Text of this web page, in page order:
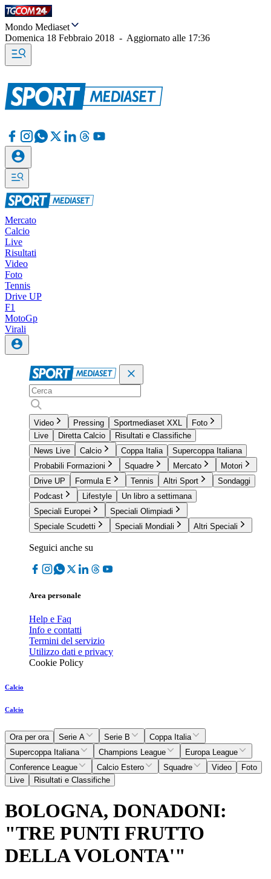
Mondo Mediaset
Domenica 18 Febbraio 2018 - Aggiornato alle 17:36
Mercato
Calcio
Live
Risultati
Video
Foto
Tennis
Drive UP
F1
MotoGp
Virali
Video Pressing Sportmediaset XXL
Foto
Live
Diretta Calcio
Risultati e Classifiche
News Live
Calcio Coppa Italia
Supercoppa Italiana
Probabili Formazioni
Squadre Mercato
Motori
Drive UP
Formula E Tennis Altri Sport
Sondaggi
Podcast
Lifestyle
Un libro a settimana
Speciali Europei
Speciali Olimpiadi
Speciale Scudetti
Speciali Mondiali Altri Speciali
Seguici anche su
Area personale
Help e Faq
Info e contatti
Termini del servizio
Utilizzo dati e privacy
Cookie Policy
Calcio
Calcio
Ora per ora Serie A Serie B
Coppa Italia
Supercoppa Italiana
Champions League
Europa League
Conference League
Calcio Estero Squadre Video
Foto
Live
Risultati e Classifiche
BOLOGNA, DONADONI:
"TRE PUNTI FRUTTO
DELLA VOLONTA'"